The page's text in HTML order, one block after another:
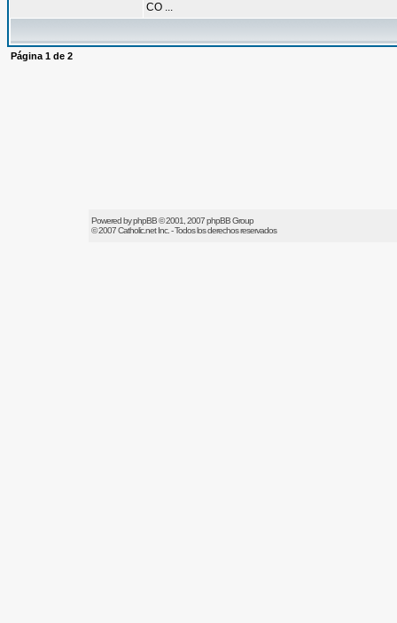
CO ...
Página 1 de 2
Powered byphpBB© 2001, 2007 phpBB Group
© 2007Catholic.netInc. - Todos los derechos reservados